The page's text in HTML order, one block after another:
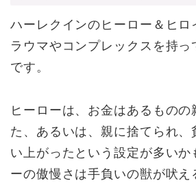
ハーレクインのヒーロー＆ヒロ
ラウマやコンプレックスを持っ
です。
ヒーローは、お金はあるものの
た、あるいは、親に捨てられ、
い上がったという設定が多いか
ーの傲慢さは手負いの獣が吠え